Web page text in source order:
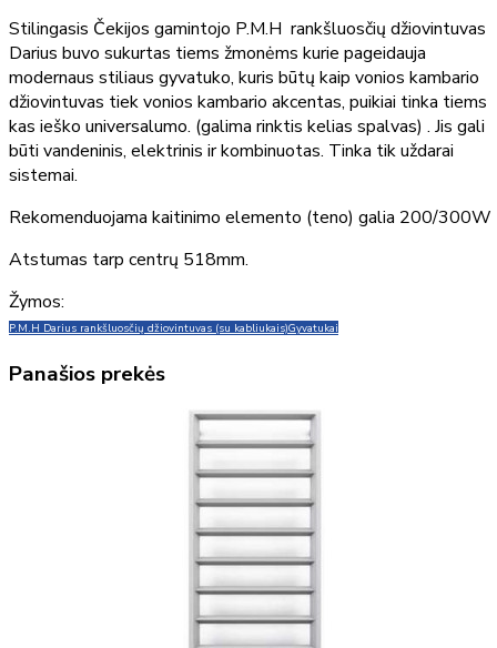
Stilingasis Čekijos gamintojo P.M.H rankšluosčių džiovintuvas
Darius buvo sukurtas tiems žmonėms kurie pageidauja
modernaus stiliaus gyvatuko, kuris būtų kaip vonios kambario
džiovintuvas tiek vonios kambario akcentas, puikiai tinka tiems
kas ieško universalumo. (galima rinktis kelias spalvas) . Jis gali
būti vandeninis, elektrinis ir kombinuotas. Tinka tik uždarai
sistemai.
Rekomenduojama kaitinimo elemento (teno) galia 200/300W
Atstumas tarp centrų 518mm.
Žymos:
P.M.H Darius rankšluosčių džiovintuvas (su kabliukais)Gyvatukai
Panašios prekės